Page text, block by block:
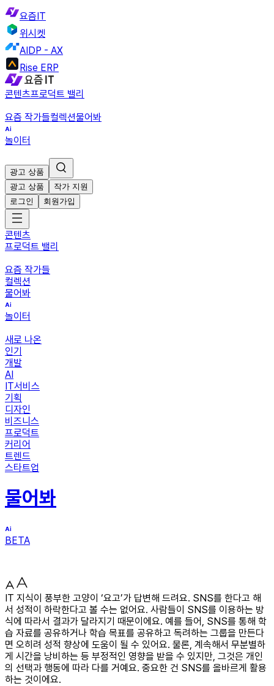
요즘IT
위시켓
AIDP - AX
Rise ERP
콘텐츠프로덕트 밸리
요즘 작가들컬렉션물어봐
놀이터
광고 상품
광고 상품
작가 지원
로그인
회원가입
콘텐츠
프로덕트 밸리
요즘 작가들
컬렉션
물어봐
놀이터
새로 나온
인기
개발
AI
IT서비스
기획
디자인
비즈니스
프로덕트
커리어
트렌드
스타트업
물어봐
BETA
IT 지식이 풍부한 고양이 ‘요고’가 답변해 드려요. SNS를 한다고 해
서 성적이 하락한다고 볼 수는 없어요. 사람들이 SNS를 이용하는 방
식에 따라서 결과가 달라지기 때문이에요. 예를 들어, SNS를 통해 학
습 자료를 공유하거나 학습 목표를 공유하고 독려하는 그룹을 만든다
면 오히려 성적 향상에 도움이 될 수 있어요. 물론, 계속해서 무분별하
게 시간을 낭비하는 등 부정적인 영향을 받을 수 있지만, 그것은 개인
의 선택과 행동에 따라 다를 거예요. 중요한 건 SNS를 올바르게 활용
하는 것이에요.